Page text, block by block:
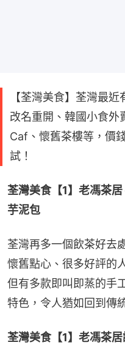
【荃灣美食】荃灣最
改名重開、韓國小食外
Caf、懷舊茶樓等，價
試！
荃灣美食【1】老馮茶
芋泥包
荃灣再多一個飲茶好去
懷舊點心、很多好評的
但有多款即叫即蒸的手
特色，令人猶如回到傳
荃灣美食【1】老馮茶居